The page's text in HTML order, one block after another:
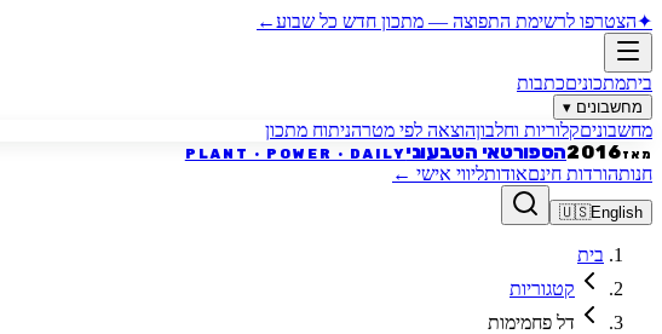
✦הצטרפו לרשימת התפוצה — מתכון חדש כל שבוע←
ביתמתכוניםכתבות
מחשבונים ▾
מחשבוניםקלוריות וחלבוןהוצאה לפי מטרהניתוח מתכון
מאז2016הספורטאי הטבעוניPLANT · POWER · DAILY
חנותהורדות חינםאודותליווי אישי ←
🇺🇸English
בית
קטגוריות
דל פחמימות